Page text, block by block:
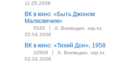
11.05.2008
ВК в кино: «Быть Джоном
Малковичем»
5545 |
А. Воеводин, xsp.ru,
25.04.2008
ВК в кино: «Тихий Дон», 1958
10508 |
А. Воеводин, xsp.ru,
03.04.2008